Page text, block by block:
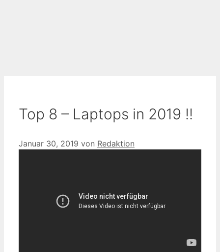
Top 8 – Laptops in 2019 !!
Januar 30, 2019 von Redaktion